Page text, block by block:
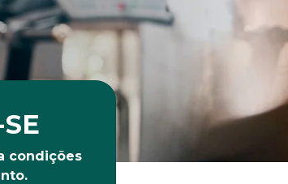
condições